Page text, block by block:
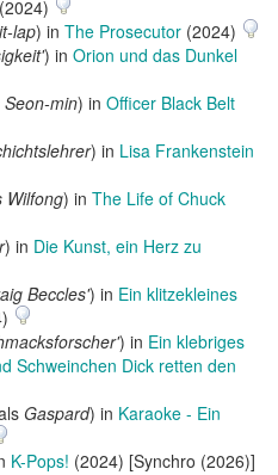
(2024)
lap) in The Prosecutor (2024)
) in Orion und das Dunkel
Seon-min) in Officer Black Belt
) in Lisa Frankenstein
Wilfong) in The Life of Chuck
) in Die Kunst, ein Herz zu
Beccles') in Ein klitzekleines
) in Ein klebriges
Schweinchen Dick retten den
Gaspard) in Karaoke - Ein
K-Pops! (2024) [Synchro (2026)]